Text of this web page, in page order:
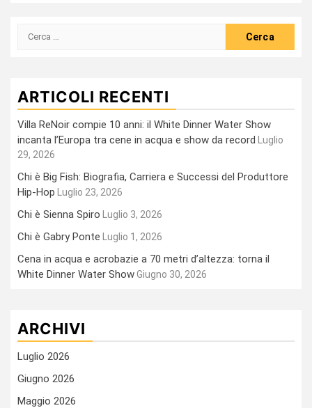
Ricerca
ARTICOLI RECENTI
Villa ReNoir compie 10 anni: il White Dinner Water Show
incanta l’Europa tra cene in acqua e show da record
Luglio
29, 2026
Chi è Big Fish: Biografia, Carriera e Successi del Produttore
Hip-Hop
Luglio 23, 2026
Chi è Sienna Spiro Luglio 3, 2026
Chi è Gabry Ponte Luglio 1, 2026
Cena in acqua e acrobazie a 70 metri d’altezza: torna il
White Dinner Water ShowGiugno 30, 2026
ARCHIVI
Luglio 2026
Giugno 2026
Maggio 2026